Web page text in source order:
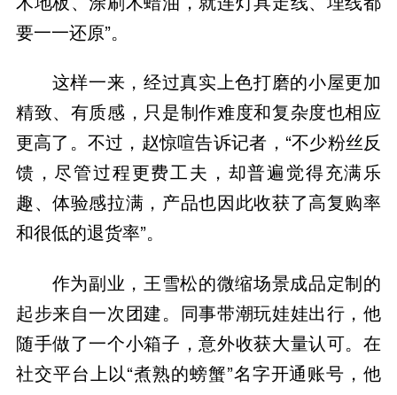
要一一还原”。
这样一来，经过真实上色打磨的小屋更加
精致、有质感，只是制作难度和复杂度也相应
更高了。不过，赵惊喧告诉记者，“不少粉丝反
馈，尽管过程更费工夫，却普遍觉得充满乐
趣、体验感拉满，产品也因此收获了高复购率
和很低的退货率”。
作为副业，王雪松的微缩场景成品定制的
起步来自一次团建。同事带潮玩娃娃出行，他
随手做了一个小箱子，意外收获大量认可。在
社交平台上以“煮熟的螃蟹”名字开通账号，他